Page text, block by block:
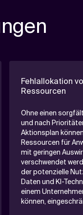
Fehlallokation
Ressourcen
Ohne einen
und nach
Aktionsplan
Ressourcen für
mit geringen
verschwendet
der potenzielle
Daten und KI-
einem
können,